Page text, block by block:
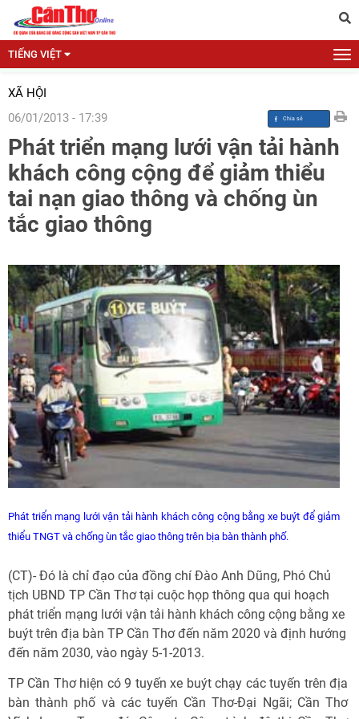
TIẾNG VIỆT
XÃ HỘI
06/01/2013 - 17:39
Phát triển mạng lưới vận tải hành
khách công cộng để giảm thiểu
tai nạn giao thông và chống ùn
tắc giao thông
Phát triển mạng lưới vận tải hành khách công cộng bằng xe buýt để giảm
thiểu TNGT và chống ùn tắc giao thông trên bịa bàn thành phố.
(CT)- Đó là chỉ đạo của đồng chí Đào Anh Dũng, Phó Chủ
tịch UBND TP Cần Thơ tại cuộc họp thông qua qui hoạch
phát triển mạng lưới vận tải hành khách công cộng bằng xe
buýt trên địa bàn TP Cần Thơ đến năm 2020 và định hướng
đến năm 2030, vào ngày 5-1-2013.
TP Cần Thơ hiện có 9 tuyến xe buýt chạy các tuyến trên địa
bàn thành phố và các tuyến Cần Thơ-Đại Ngãi; Cần Thơ